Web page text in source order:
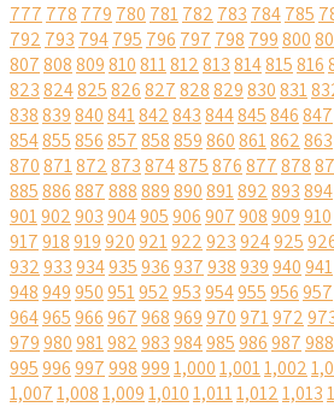
777 778 779 780 781782 783 784785
792 793 794795 796 797 798 799800
807808809810811812813814815816
823824825826827828829830831
838839840841842843844845846847
854855856857858859860861862863
870871872873874875876877878
885886887888889890891892893894
901902903904905906907908909910
917918919920921922923924925
932933934935936937938939940941
948949950951952953954955956957
964965966967968969970971972
979980981982983984985986987988
9959969979989991,0001,0011,002
1,0071,0081,0091,0101,0111,0121,013